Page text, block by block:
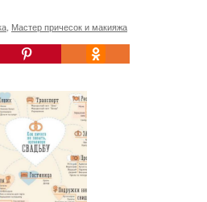
, Мастер причесок и макияжа